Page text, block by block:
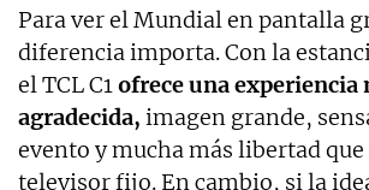
Para ver el Mundial en pantalla
diferencia importa. Con la
el TCL C1ofrece una experiencia
agradecida, imagen grande,
evento y mucha más libertad
televisor fijo. En cambio, si la